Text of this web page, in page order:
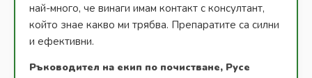
най-много, че винаги имам контакт с консултант,
който знае какво ми трябва. Препаратите са силни
и ефективни.
Ръководител на екип по почистване, Русе